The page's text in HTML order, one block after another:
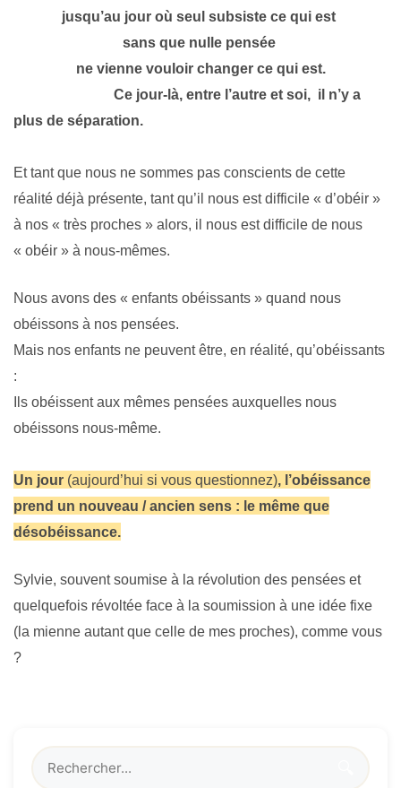
jusqu’au jour où seul subsiste ce qui est
sans que nulle pensée
ne vienne vouloir changer ce qui est.
Ce jour-là, entre l’autre et soi, il n’y a
plus de séparation.
Et tant que nous ne sommes pas conscients de cette
réalité déjà présente, tant qu’il nous est difficile « d’obéir »
à nos « très proches » alors, il nous est difficile de nous
« obéir » à nous-mêmes.
Nous avons des « enfants obéissants » quand nous
obéissons à nos pensées.
Mais nos enfants ne peuvent être, en réalité, qu’obéissants
:
Ils obéissent aux mêmes pensées auxquelles nous
obéissons nous-même.
Un jour (aujourd’hui si vous questionnez), l’obéissance
prend un nouveau / ancien sens : le même que
désobéissance.
Sylvie, souvent soumise à la révolution des pensées et
quelquefois révoltée face à la soumission à une idée fixe
(la mienne autant que celle de mes proches), comme vous
?